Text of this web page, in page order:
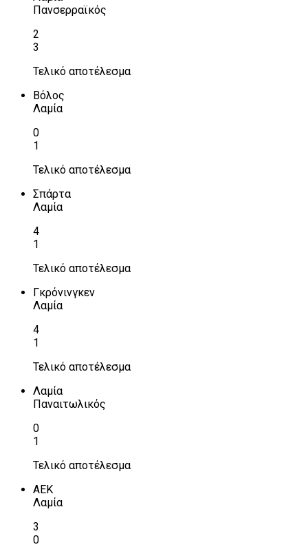
Πανσερραϊκός
2
3
Τελικό αποτέλεσμα
Βόλος
Λαμία
0
1
Τελικό αποτέλεσμα
Σπάρτα
Λαμία
4
1
Τελικό αποτέλεσμα
Γκρόνινγκεν
Λαμία
4
1
Τελικό αποτέλεσμα
Λαμία
Παναιτωλικός
0
1
Τελικό αποτέλεσμα
ΑΕΚ
Λαμία
3
0